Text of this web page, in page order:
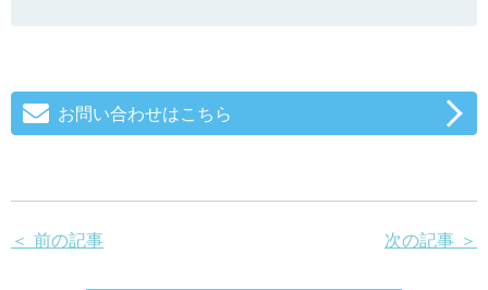
お問い合わせはこちら
＜ 前の記事 次の記事 ＞